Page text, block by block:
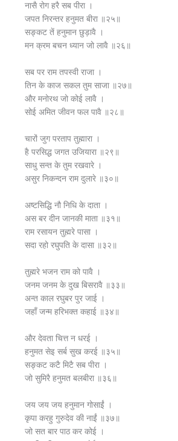
नासै रोग हरै सब पीरा ।
जपत निरन्तर हनुमत बीरा ॥२५॥
सङ्कट तें हनुमान छुड़ावै ।
मन क्रम बचन ध्यान जो लावै ॥२६॥
सब पर राम तपस्वी राजा ।
तिन के काज सकल तुम साजा ॥२७॥
और मनोरथ जो कोई लावै ।
सोई अमित जीवन फल पावै ॥२८॥
चारों जुग परताप तुह्मारा ।
है परसिद्ध जगत उजियारा ॥२९॥
साधु सन्त के तुम रखवारे ।
असुर निकन्दन राम दुलारे ॥३०॥
अष्टसिद्धि नौ निधि के दाता ।
अस बर दीन जानकी माता ॥३१॥
राम रसायन तुह्मरे पासा ।
सदा रहो रघुपति के दासा ॥३२॥
तुह्मरे भजन राम को पावै ।
जनम जनम के दुख बिसरावै ॥३३॥
अन्त काल रघुबर पुर जाई ।
जहाँ जन्म हरिभक्त कहाई ॥३४॥
और देवता चित्त न धरई ।
हनुमत सेइ सर्ब सुख करई ॥३५॥
सङ्कट कटै मिटै सब पीरा ।
जो सुमिरै हनुमत बलबीरा ॥३६॥
जय जय जय हनुमान गोसाईं ।
कृपा करहु गुरुदेव की नाईं ॥३७॥
जो सत बार पाठ कर कोई ।